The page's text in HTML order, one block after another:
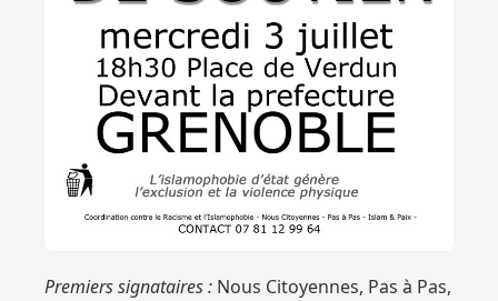
Premiers signataires : Nous Citoyennes, Pas à Pas,